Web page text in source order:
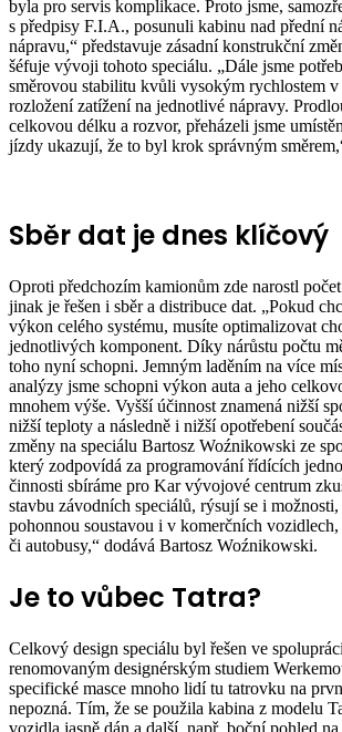
byla pro servis komplikace. Proto jsme,
s předpisy F.I.A., posunuli kabinu nad přední
nápravu,“ představuje zásadní konstrukční
šéfuje vývoji tohoto speciálu. „Dále jsme
směrovou stabilitu kvůli vysokým rychlostem
rozložení zatížení na jednotlivé nápravy.
celkovou délku a rozvor, přeházeli jsme
jízdy ukazují, že to byl krok správným
Sběr dat je dnes klíčový
Oproti předchozím kamionům zde narostl
jinak je řešen i sběr a distribuce dat. „Pokud
výkon celého systému, musíte optimalizovat
jednotlivých komponent. Díky nárůstu počtu
toho nyní schopni. Jemným laděním na více
analýzy jsme schopni výkon auta a jeho
mnohem výše. Vyšší účinnost znamená nižší
nižší teploty a následně i nižší opotřebení
změny na speciálu Bartosz Woźnikowski ze
který zodpovídá za programování řídících
činnosti sbíráme pro Kar vývojové centrum
stavbu závodních speciálů, rýsují se i
pohonnou soustavou i v komerčních
či autobusy,“ dodává Bartosz Woźnikowski.
Je to vůbec Tatra?
Celkový design speciálu byl řešen ve
renomovaným designérským studiem
specifické masce mnoho lidí tu tatrovku na
nepozná. Tím, že se použila kabina z modelu
vozidla jasně dán a další, např. boční pohled